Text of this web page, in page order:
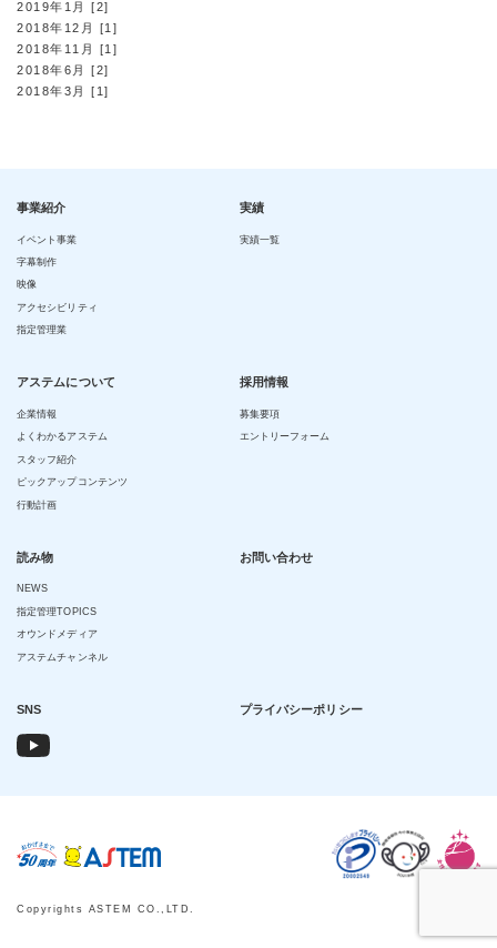
2019年1月 [2]
2018年12月 [1]
2018年11月 [1]
2018年6月 [2]
2018年3月 [1]
事業紹介
イベント事業
字幕制作
映像
アクセシビリティ
指定管理業
実績
実績一覧
アステムについて
企業情報
よくわかるアステム
スタッフ紹介
ピックアップコンテンツ
行動計画
採用情報
募集要項
エントリーフォーム
読み物
NEWS
指定管理TOPICS
オウンドメディア
アステムチャンネル
お問い合わせ
SNS プライバシーポリシー
Copyrights ASTEM CO.,LTD.